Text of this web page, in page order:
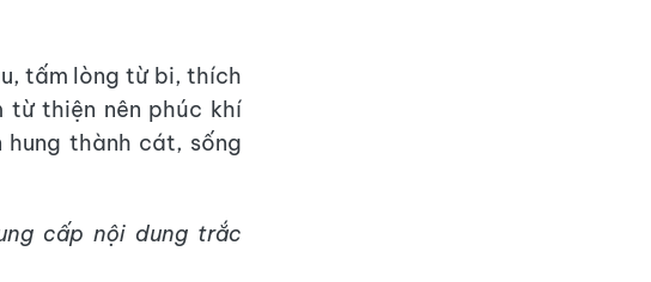
tấm lòng từ bi, thích
từ thiện nên phúc khí
thành cát, sống
cấp nội dung trắc